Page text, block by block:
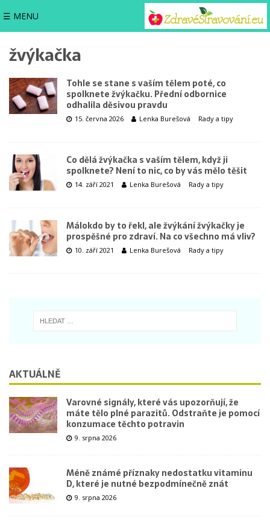
☰ MENU
žvýkačka
Tohle se stane s vaším tělem poté, co
spolknete žvýkačku. Přední odbornice
odhalila děsivou pravdu
15. června 2026 Lenka Burešová Rady a tipy
Co dělá žvýkačka s vaším tělem, když ji
spolknete? Není to nic, co by vás mělo těšit
14. září 2021 Lenka Burešová Rady a tipy
Málokdo by to řekl, ale žvýkání žvýkačky je
prospěšné pro zdraví. Na co všechno má vliv?
10. září 2021 Lenka Burešová Rady a tipy
AKTUÁLNĚ
Varovné signály, které vás upozorňují, že
máte tělo plné parazitů. Odstraňte je pomocí
konzumace těchto potravin
9. srpna 2026
Méně známé příznaky nedostatku vitaminu
D, které je nutné bezpodmínečně znát
9. srpna 2026